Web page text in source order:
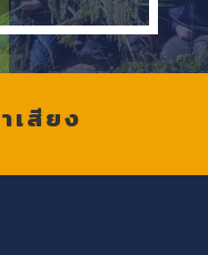
เสียง